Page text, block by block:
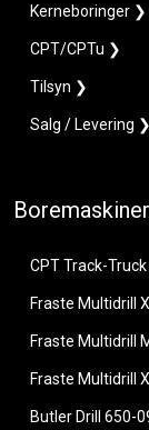
Kerneboringer ❯
CPT/CPTu ❯
Tilsyn ❯
Salg / Levering ❯
Boremaskiner
CPT Track-
Fraste Multidrill
Fraste Multidrill
Fraste Multidrill
Butler Drill 650-